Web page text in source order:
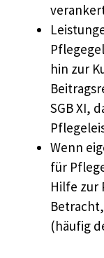
hin zur
SGB XI,
Wenn
für
Hilfe zur
(häufig